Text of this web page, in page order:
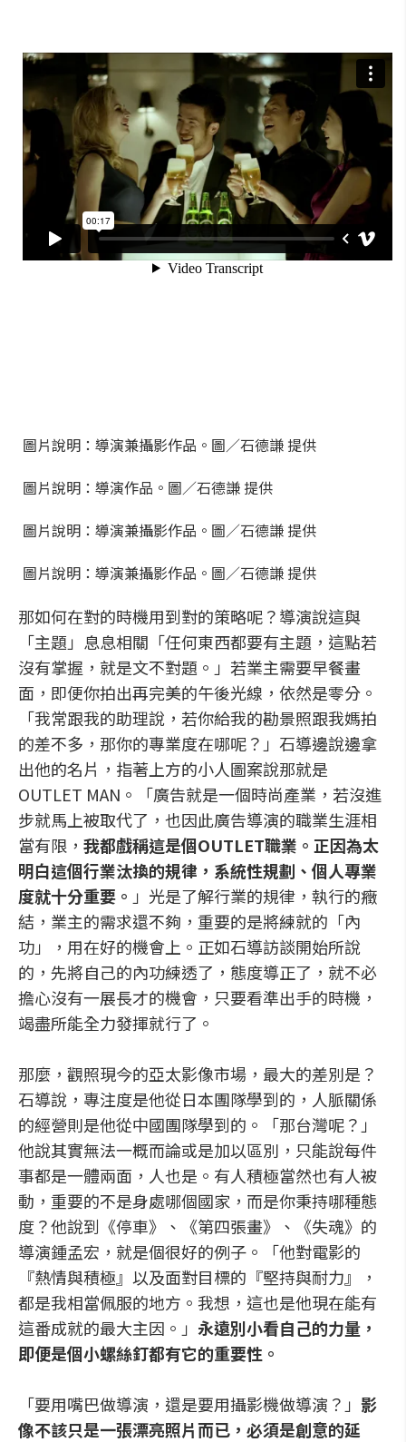
圖片說明：導演兼攝影作品。圖／石德謙 提供
圖片說明：導演作品。圖／石德謙 提供
圖片說明：導演兼攝影作品。圖／石德謙 提供
圖片說明：導演兼攝影作品。圖／石德謙 提供
那如何在對的時機用到對的策略呢？導演說這與
「主題」息息相關「任何東西都要有主題，這點若
沒有掌握，就是文不對題。」若業主需要早餐畫
面，即便你拍出再完美的午後光線，依然是零分。
「我常跟我的助理說，若你給我的勘景照跟我媽拍
的差不多，那你的專業度在哪呢？」石導邊說邊拿
出他的名片，指著上方的小人圖案說那就是
OUTLET MAN。「廣告就是一個時尚產業，若沒進
步就馬上被取代了，也因此廣告導演的職業生涯相
當有限， 我都戲稱這是個OUTLET職業。正因為太
明白這個行業汰換的規律，系統性規劃、個人專業
度就十分重要。 」光是了解行業的規律，執行的癥
結，業主的需求還不夠，重要的是將練就的「內
功」，用在好的機會上。正如石導訪談開始所說
的，先將自己的內功練透了，態度導正了，就不必
擔心沒有一展長才的機會，只要看準出手的時機，
竭盡所能全力發揮就行了。
那麼，觀照現今的亞太影像市場，最大的差別是？
石導說，專注度是他從日本團隊學到的，人脈關係
的經營則是他從中國團隊學到的。「那台灣呢？」
他說其實無法一概而論或是加以區別，只能說每件
事都是一體兩面，人也是。有人積極當然也有人被
動，重要的不是身處哪個國家，而是你秉持哪種態
度？他說到《停車》、《第四張畫》、《失魂》的
導演鍾孟宏，就是個很好的例子。「他對電影的
『熱情與積極』以及面對目標的『堅持與耐力』，
都是我相當佩服的地方。我想，這也是他現在能有
這番成就的最大主因。」 永遠別小看自己的力量，
即便是個小螺絲釘都有它的重要性。
「要用嘴巴做導演，還是要用攝影機做導演？」 影
像不該只是一張漂亮照片而已，必須是創意的延